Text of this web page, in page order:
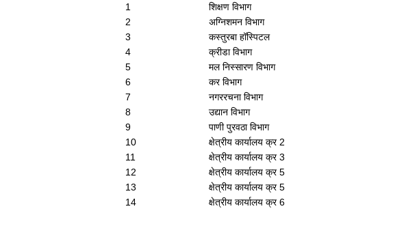
1
शिक्षण विभाग
2
अग्निशमन विभाग
3
कस्तुरबा हॉस्पिटल
4
क्रीडा विभाग
5
मल निस्सारण विभाग
6
कर विभाग
7
नगररचना विभाग
8
उद्यान विभाग
9
पाणी पुरवठा विभाग
10
क्षेत्रीय कार्यालय क्र 2
11
क्षेत्रीय कार्यालय क्र 3
12
क्षेत्रीय कार्यालय क्र 5
13
क्षेत्रीय कार्यालय क्र 5
14
क्षेत्रीय कार्यालय क्र 6